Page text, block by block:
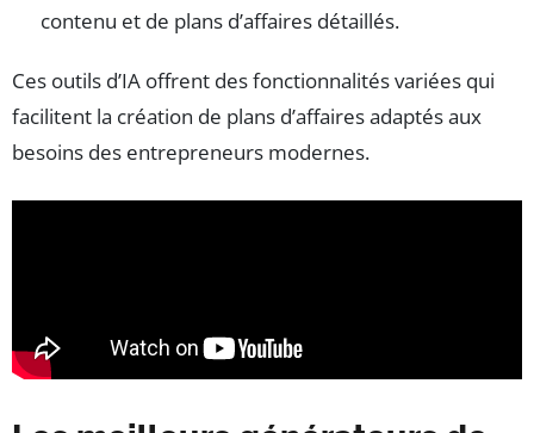
contenu et de plans d’affaires détaillés.
Ces outils d’IA offrent des fonctionnalités variées qui
facilitent la création de plans d’affaires adaptés aux
besoins des entrepreneurs modernes.